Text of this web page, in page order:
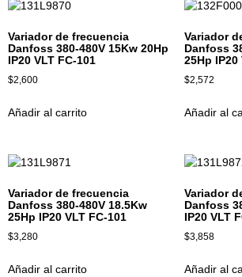
Variador de frecuencia
Danfoss 380-480V 15Kw 20Hp
IP20 VLT FC-101
$2,600
Añadir al carrito
Variador
Danfoss
25Hp IP20
$2,572
Añadir al
Variador de frecuencia
Danfoss 380-480V 18.5Kw
25Hp IP20 VLT FC-101
$3,280
Añadir al carrito
Variador
Danfoss
IP20 VLT
$3,858
Añadir al